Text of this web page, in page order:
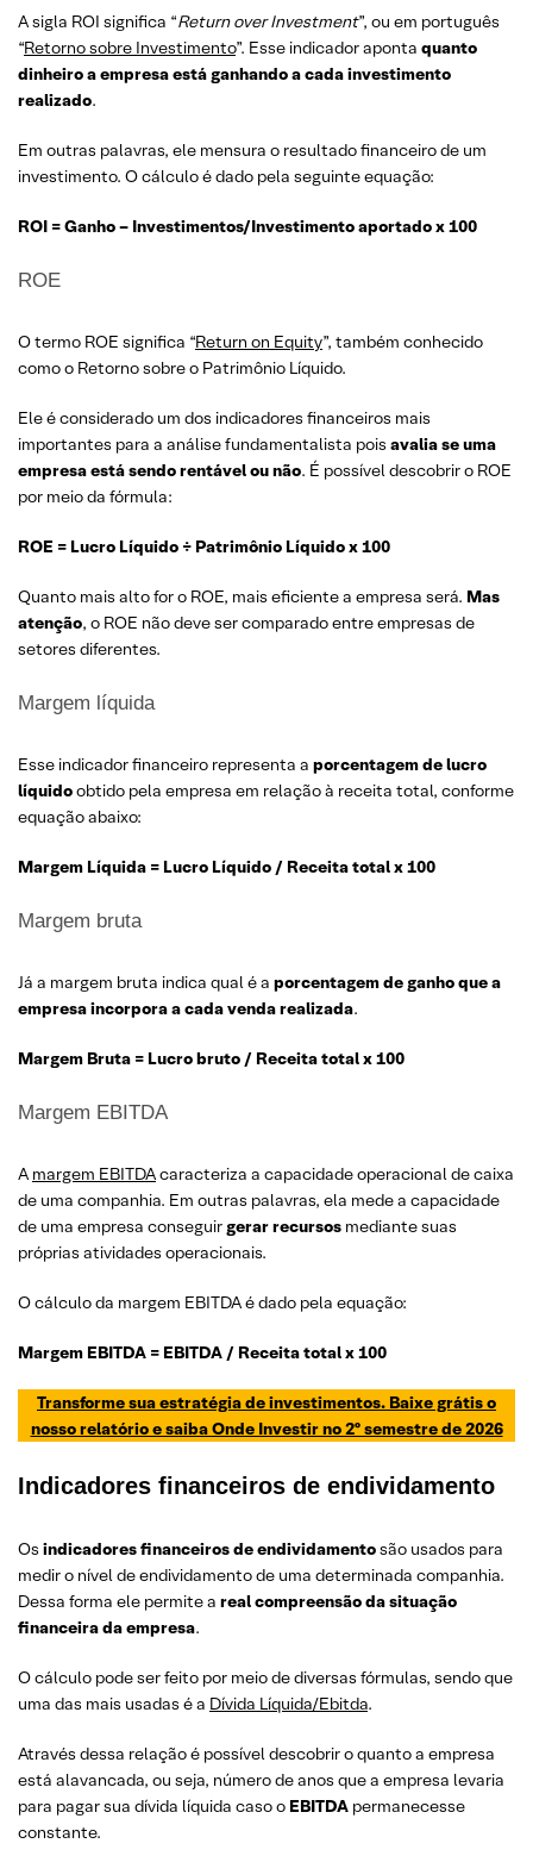
A sigla ROI significa “Return over Investment”, ou em português
“Retorno sobre Investimento”. Esse indicador aponta quanto
dinheiro a empresa está ganhando a cada investimento
realizado.
Em outras palavras, ele mensura o resultado financeiro de um
investimento. O cálculo é dado pela seguinte equação:
ROI = Ganho – Investimentos/Investimento aportado x 100
ROE
O termo ROE significa “Return on Equity”, também conhecido
como o Retorno sobre o Patrimônio Líquido.
Ele é considerado um dos indicadores financeiros mais
importantes para a análise fundamentalista pois avalia se uma
empresa está sendo rentável ou não. É possível descobrir o ROE
por meio da fórmula:
ROE = Lucro Líquido ÷ Patrimônio Líquido x 100
Quanto mais alto for o ROE, mais eficiente a empresa será. Mas
atenção, o ROE não deve ser comparado entre empresas de
setores diferentes.
Margem líquida
Esse indicador financeiro representa a porcentagem de lucro
líquidoobtido pela empresa em relação à receita total, conforme
equação abaixo:
Margem Líquida = Lucro Líquido / Receita total x 100
Margem bruta
Já a margem bruta indica qual é a porcentagem de ganho que a
empresa incorpora a cada venda realizada.
Margem Bruta = Lucro bruto / Receita total x 100
Margem EBITDA
A margem EBITDAcaracteriza a capacidade operacional de caixa
de uma companhia. Em outras palavras, ela mede a capacidade
de uma empresa conseguir gerar recursos mediante suas
próprias atividades operacionais.
O cálculo da margem EBITDA é dado pela equação:
Margem EBITDA = EBITDA / Receita total x 100
Transforme sua estratégia de investimentos. Baixe grátis o
nosso relatório e saiba Onde Investir no 2º semestre de 2026
Indicadores financeiros de endividamento
Os indicadores financeiros de endividamentosão usados para
medir o nível de endividamento de uma determinada companhia.
Dessa forma ele permite a real compreensão da situação
financeira da empresa.
O cálculo pode ser feito por meio de diversas fórmulas, sendo que
uma das mais usadas é a Dívida Líquida/Ebitda.
Através dessa relação é possível descobrir o quanto a empresa
está alavancada, ou seja, número de anos que a empresa levaria
para pagar sua dívida líquida caso o EBITDA permanecesse
constante.